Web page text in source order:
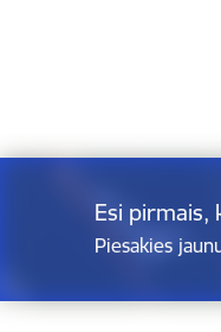
Esi pirmais,
Piesakies